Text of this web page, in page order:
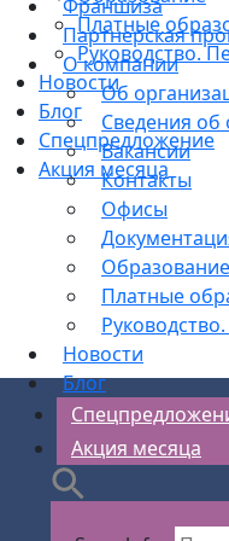
Платные
Руководство.
Новости
Блог
Спецпредложение
Акция месяца
Франшиза
Партнерская
О компании
Об
Сведения об
Вакансии
Контакты
Офисы
Образование
Платные
Новости
Блог
Акция месяца